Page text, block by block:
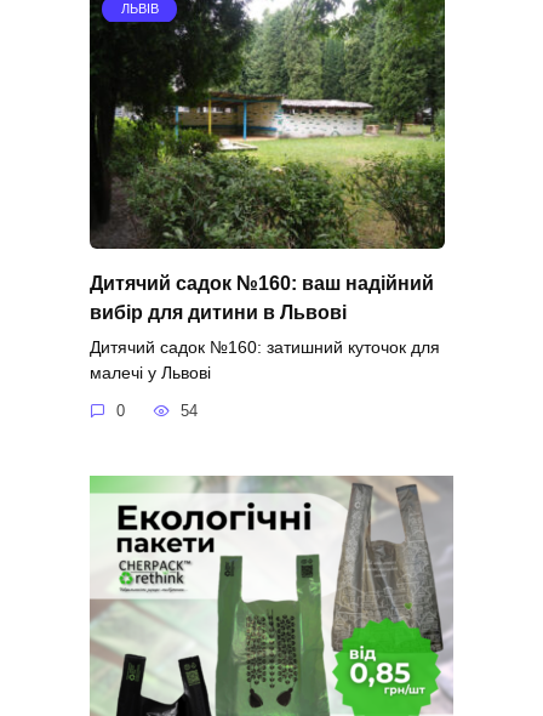
ЛЬВІВ
Дитячий садок №160: ваш надійний
вибір для дитини в Львові
Дитячий садок №160: затишний куточок для
малечі у Львові
0 54